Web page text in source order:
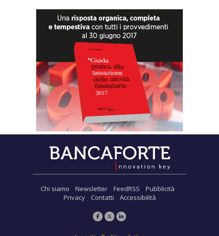
Chi siamo Newsletter FeedRSS
Pubblicità
Privacy
Contatti Accessibilità